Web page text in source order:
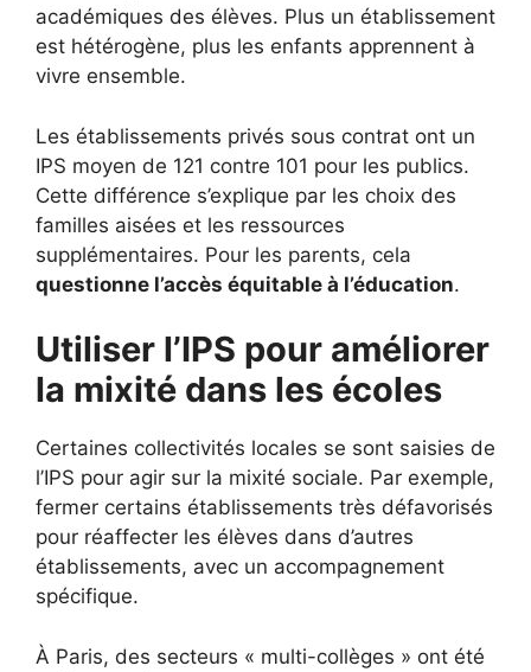
académiques des élèves. Plus un établissement
est hétérogène, plus les enfants apprennent à
vivre ensemble.
Les établissements privés sous contrat ont un
IPS moyen de 121 contre 101 pour les publics.
Cette différence s’explique par les choix des
familles aisées et les ressources
supplémentaires. Pour les parents, cela
questionne l’accès équitable à l’éducation.
Utiliser l’IPS pour améliorer
la mixité dans les écoles
Certaines collectivités locales se sont saisies de
l’IPS pour agir sur la mixité sociale. Par exemple,
fermer certains établissements très défavorisés
pour réaffecter les élèves dans d’autres
établissements, avec un accompagnement
spécifique.
À Paris, des secteurs « multi-collèges » ont été